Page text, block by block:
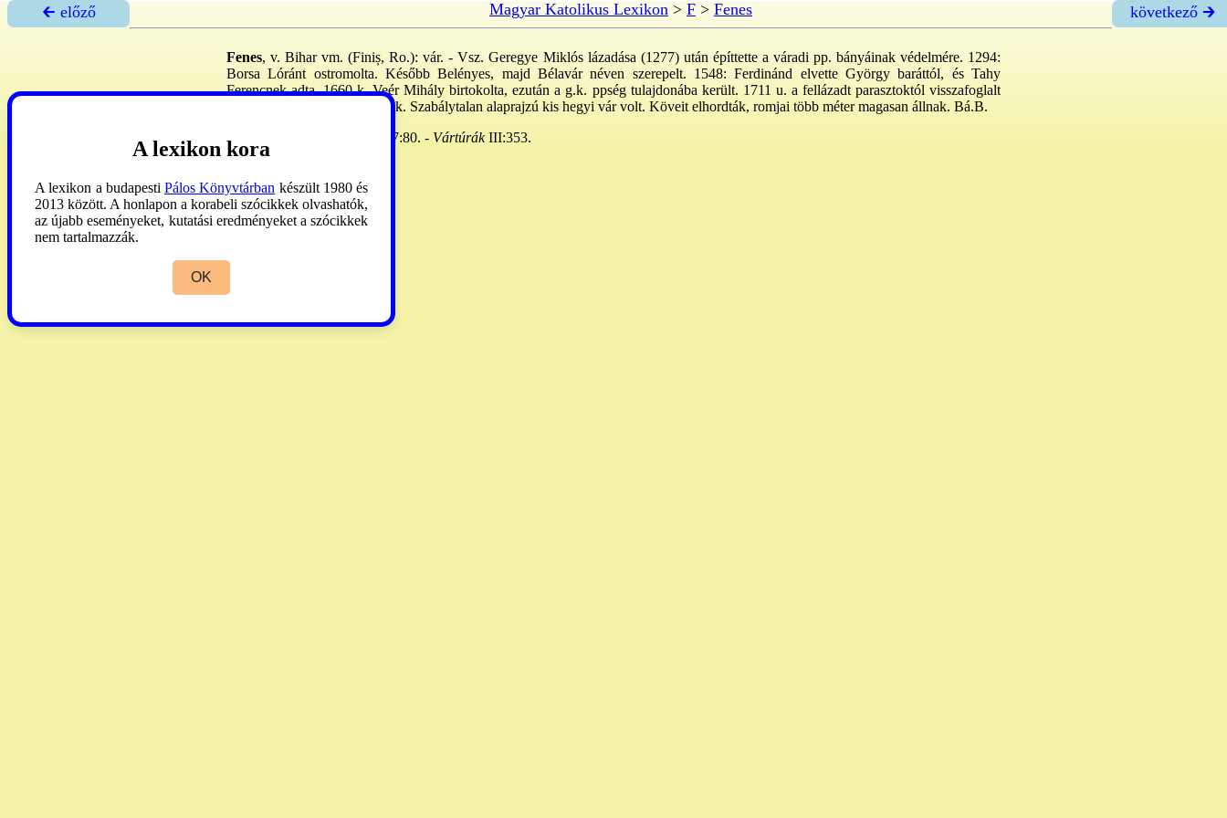
🡰 előző Magyar Katolikus Lexikon> F> Fenes következő 🡲
Fenes, v. Bihar vm. (Finiș, Ro.): vár. - Vsz. Geregye Miklós lázadása (1277) után építtette a váradi pp. bányáinak védelmére. 1294:
Borsa Lóránt ostromolta. Később Belényes, majd Bélavár néven szerepelt. 1548: Ferdinánd elvette György baráttól, és Tahy
Ferencnek adta. 1660 k. Veér Mihály birtokolta, ezután a g.k. ppség tulajdonába került. 1711 u. a fellázadt parasztoktól visszafoglalt
várat az osztrákok lerombolták. Szabálytalan alaprajzú kis hegyi vár volt. Köveit elhordták, romjai több méter magasan állnak. Bá.B.
Fügedi
1987:80. - VártúrákIII:353.
A lexikon kora
A lexikon a budapesti Pálos Könyvtárban készült 1980 és
2013 között. A honlapon a korabeli szócikkek olvashatók,
az újabb eseményeket, kutatási eredményeket a szócikkek
nem tartalmazzák.
OK